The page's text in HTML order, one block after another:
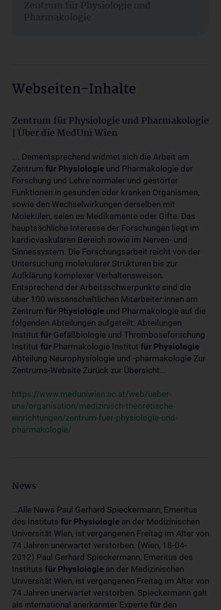
Zentrum für Physiologie und
Pharmakologie
Webseiten-Inhalte
Zentrum für Physiologie und Pharmakologie
| Über die MedUni Wien
.... Dementsprechend widmet sich die Arbeit am
Zentrum für Physiologie und Pharmakologie der
Forschung und Lehre normaler und gestörter
Funktionen in gesunden oder kranken Organismen,
sowie den Wechselwirkungen derselben mit
Molekülen, seien es Medikamente oder Gifte. Das
hauptsächliche Interesse der Forschungen liegt im
kardiovaskulären Bereich sowie im Nerven- und
Sinnessystem. Die Forschungsarbeit reicht von der
Untersuchung molekularer Strukturen bis zur
Aufklärung komplexer Verhaltensweisen.
Entsprechend der Arbeitsschwerpunkte sind die
über 100 wissenschaftlichen Mitarbeiter:innen am
Zentrum für Physiologie und Pharmakologie auf die
folgenden Abteilungen aufgeteilt: Abteilungen
Institut für Gefäßbiologie und Thromboseforschung
Institut für Pharmakologie Institut für Physiologie
Abteilung Neurophysiologie und -pharmakologie Zur
Zentrums-Website Zurück zur Übersicht...
https://www.meduniwien.ac.at/web/ueber-
uns/organisation/medizinisch-theoretische-
einrichtungen/zentrum-fuer-physiologie-und-
pharmakologie/
News
...Alle News Paul Gerhard Spieckermann, Emeritus
des Instituts für Physiologie an der Medizinischen
Universität Wien, ist vergangenen Freitag im Alter von
74 Jahren unerwartet verstorben. (Wien, 18-04-
2012) Paul Gerhard Spieckermann, Emeritus des
Instituts für Physiologie an der Medizinischen
Universität Wien, ist vergangenen Freitag im Alter von
74 Jahren unerwartet verstorben. Spieckermann galt
als international anerkannter Experte für den